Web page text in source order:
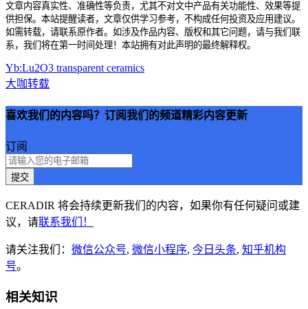
文章内容真实性、准确性等负责，尤其不对文中产品有关功能性、效果等提
供担保。本站提醒读者，文章仅供学习参考，不构成任何投资及应用建议。
如需转载，请联系原作者。如涉及作品内容、版权和其它问题，请与我们联
系，我们将在第一时间处理！本站拥有对此声明的最终解释权。
Yb:Lu2O3 transparent ceramics
大咖转载
喜欢我们的内容吗？订阅我们的频道精彩内容更新
订阅
提交
CERADIR 将会持续更新我们的内容，如果你有任何疑问或建
议，请联系我们！
请关注我们： 微信公众号, 微信小程序, 今日头条, 知乎机构
号。
相关知识